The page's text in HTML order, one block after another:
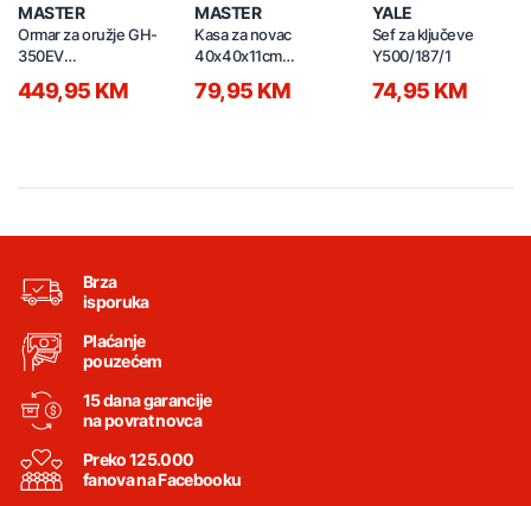
MASTER
Ormar za oružje GH-
350EV
3/2mm sivi
449,95 KM
MASTER
Kasa za novac
40x40x11cm
79,95 KM
YALE
Sef za ključeve
Y500/187/1
74,95 KM
Brza
isporuka
Plaćanje
pouzećem
15 dana garancije
na povrat novca
Preko 125.000
fanova na Facebooku